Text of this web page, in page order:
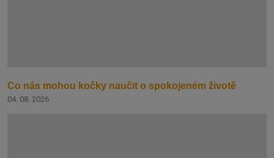
Co nás mohou kočky naučit o spokojeném životě
04. 08. 2026